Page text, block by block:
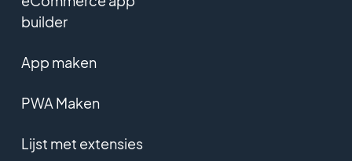
builder
App maken
PWA Maken
Lijst met extensies